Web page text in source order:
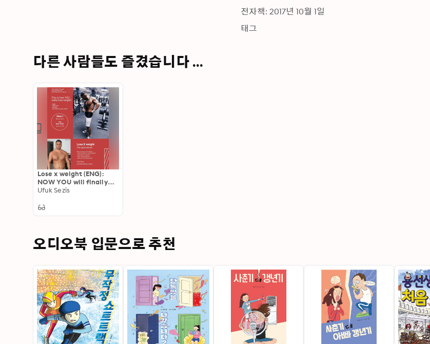
전자책: 2017년 10월 1일
태그
다른 사람들도 즐겼습니다 ...
Lose x weight (ENG):
NOW YOU will finally
UNDERSTAND WEIGHT
Ufuk Sezis
오디오북 입문으로 추천